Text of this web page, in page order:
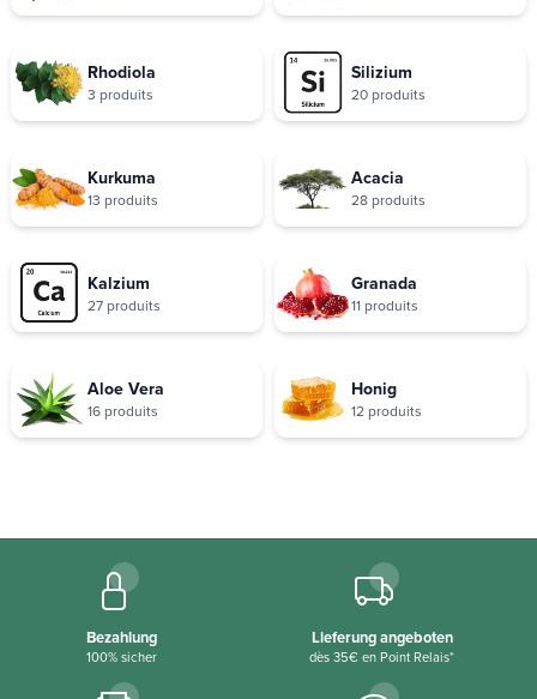
Rhodiola
3 produits
Silizium
20 produits
Kurkuma
13 produits
Acacia
28 produits
Kalzium
27 produits
Granada
11 produits
Aloe Vera
16 produits
Honig
12 produits
Bezahlung
100% sicher
Lieferung angeboten
dès 35€ en Point Relais*